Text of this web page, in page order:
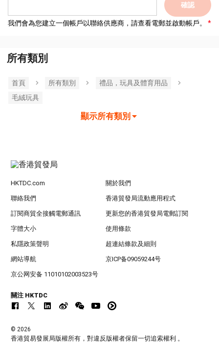
確認
我們會為您建立一個帳戶以聯絡供應商，請查看電郵並啟動帳戶。
所有類別
首頁 所有類別
禮品，玩具及體育用品
毛絨玩具
顯示所有類別
HKTDC.com 關於我們
聯絡我們 香港貿發局流動應用程式
訂閱商貿全接觸電郵通訊 更新您的香港貿發局電郵訂閱
字體大小 使用條款
私隱政策聲明 超連結條款及細則
網站導航 京ICP备09059244号
京公网安备 11010102003523号
關注 HKTDC
© 2026
香港貿易發展局版權所有，對違反版權者保留一切追索權利 。